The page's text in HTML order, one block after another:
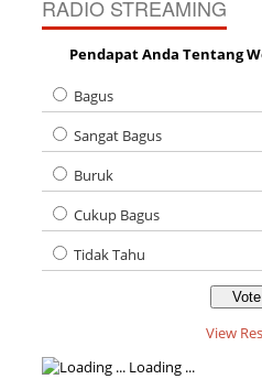
RADIO STREAMING
Pendapat Anda Tentang
Bagus
Sangat Bagus
Buruk
Cukup Bagus
Tidak Tahu
View
Loading ...